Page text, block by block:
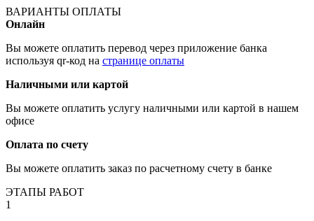
ВАРИАНТЫ ОПЛАТЫ
Онлайн
Вы можете оплатить перевод через приложение банка
используя qr-код на странице оплаты
Наличными или картой
Вы можете оплатить услугу наличными или картой в нашем
офисе
Оплата по счету
Вы можете оплатить заказ по расчетному счету в банке
ЭТАПЫ РАБОТ
1